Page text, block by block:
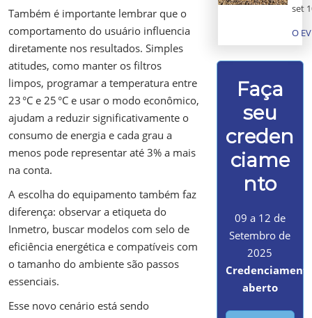
Também é importante lembrar que o
comportamento do usuário influencia
diretamente nos resultados. Simples
atitudes, como manter os filtros
limpos, programar a temperatura entre
23 °C e 25 °C e usar o modo econômico,
ajudam a reduzir significativamente o
consumo de energia e cada grau a
menos pode representar até 3% a mais
na conta.
A escolha do equipamento também faz
diferença: observar a etiqueta do
Inmetro, buscar modelos com selo de
eficiência energética e compatíveis com
o tamanho do ambiente são passos
essenciais.
Esse novo cenário está sendo
set
O
Faça
seu
creden
ciame
nto
09 a 12 de
Setembro de
2025
aberto